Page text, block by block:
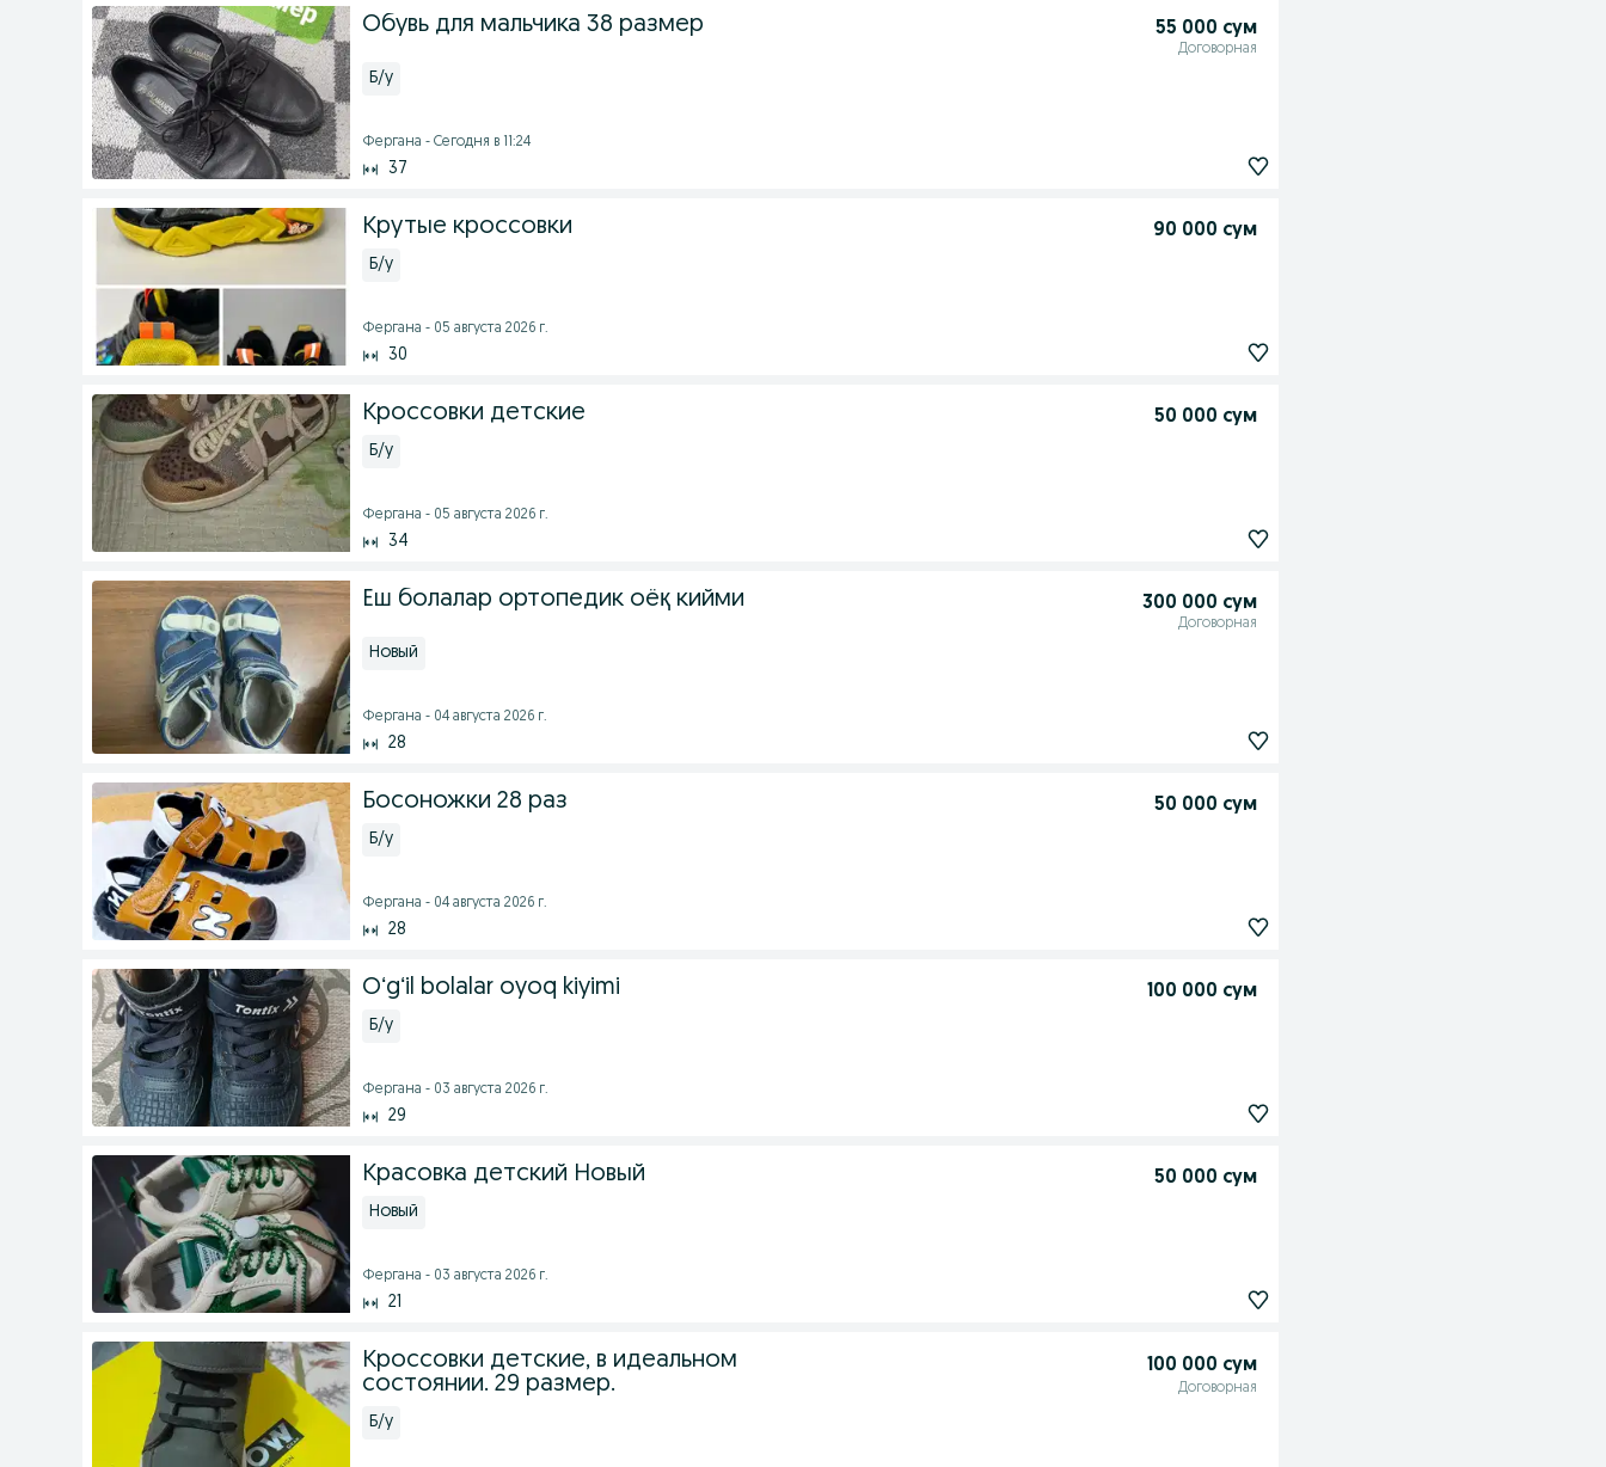
Обувь для мальчика 38 размер 55 000 сум
Договорная
Б/у
Фергана - Сегодня в 11:24
37
Крутые кроссовки 90 000 сум
Б/у
Фергана - 05 августа 2026 г.
30
Кроссовки детские 50 000 сум
Б/у
Фергана - 05 августа 2026 г.
34
Ёш болалар ортопедик оёқ кийми 300 000 сум
Договорная
Новый
Фергана - 04 августа 2026 г.
28
Босоножки 28 раз 50 000 сум
Б/у
Фергана - 04 августа 2026 г.
28
Oʻgʻil bolalar oyoq kiyimi 100 000 сум
Б/у
Фергана - 03 августа 2026 г.
29
Красовка детский Новый 50 000 сум
Новый
Фергана - 03 августа 2026 г.
21
Кроссовки детские, в идеальном
состоянии. 29 размер.
100 000 сум
Договорная
Б/у